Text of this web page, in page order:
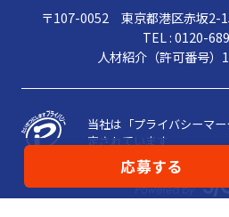
応募する
〒107-0052 東京都港区赤坂2-
TEL : 0120-
人材紹介（許可番号
当社は「プライバシーマ
定されています